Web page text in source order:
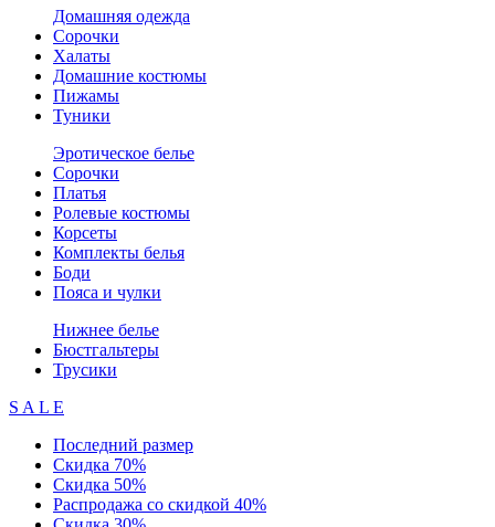
Домашняя одежда
Сорочки
Халаты
Домашние костюмы
Пижамы
Туники
Эротическое белье
Сорочки
Платья
Ролевые костюмы
Корсеты
Комплекты белья
Боди
Пояса и чулки
Нижнее белье
Бюстгальтеры
Трусики
S A L E
Последний размер
Скидка 70%
Скидка 50%
Распродажа со скидкой 40%